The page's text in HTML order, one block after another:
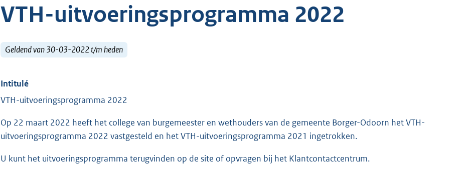
VTH-uitvoeringsprogramma 2022
Geldend van 30-03-2022 t/m heden
Intitulé
VTH-uitvoeringsprogramma 2022
Op 22 maart 2022 heeft het college van burgemeester en wethouders van de gemeente Borger-Odoorn het VTH-
uitvoeringsprogramma 2022 vastgesteld en het VTH-uitvoeringsprogramma 2021 ingetrokken.
U kunt het uitvoeringsprogramma terugvinden op de site of opvragen bij het Klantcontactcentrum.